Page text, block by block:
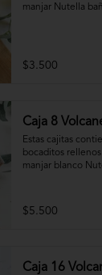
manjar Nutella
$3.500
Caja 8
Estas cajitas
bocaditos
manjar blanco
¡Nada mejor que
alegrarles el día!
$5.500
Caja 16